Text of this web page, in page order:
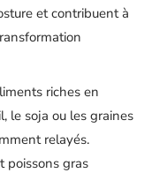
et contribuent à
riches en
le soja ou les graines
relayés.
poissons gras